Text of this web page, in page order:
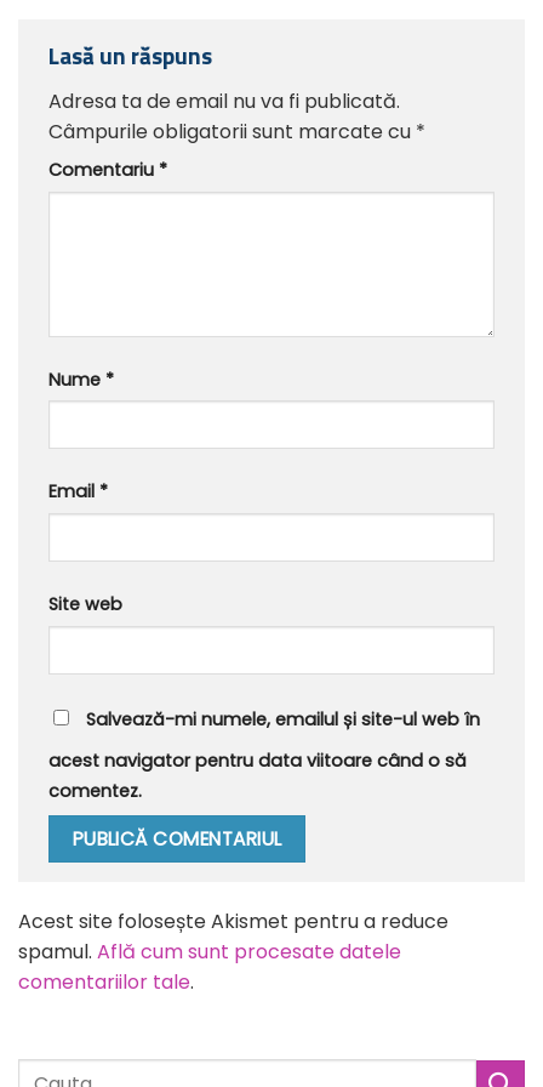
Lasă un răspuns
Adresa ta de email nu va fi publicată.
Câmpurile obligatorii sunt marcate cu *
Comentariu *
Nume *
Email *
Site web
Salvează-mi numele, emailul și site-ul web în
acest navigator pentru data viitoare când o să
comentez.
Acest site folosește Akismet pentru a reduce
spamul. Află cum sunt procesate datele
comentariilor tale.